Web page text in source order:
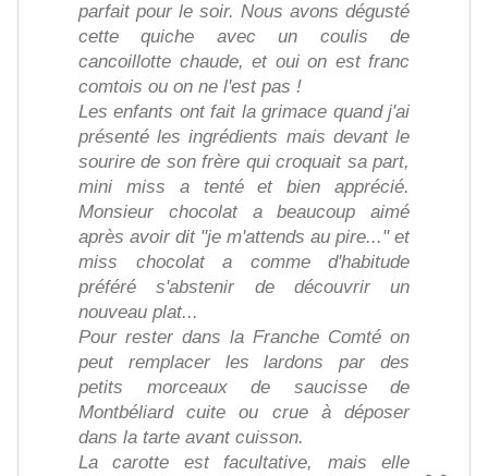
parfait pour le soir. Nous avons dégusté
cette quiche avec un coulis de
cancoillotte chaude, et oui on est franc
comtois ou on ne l'est pas !
Les enfants ont fait la grimace quand j'ai
présenté les ingrédients mais devant le
sourire de son frère qui croquait sa part,
mini miss a tenté et bien apprécié.
Monsieur chocolat a beaucoup aimé
après avoir dit "je m'attends au pire..." et
miss chocolat a comme d'habitude
préféré s'abstenir de découvrir un
nouveau plat...
Pour rester dans la Franche Comté on
peut remplacer les lardons par des
petits morceaux de saucisse de
Montbéliard cuite ou crue à déposer
dans la tarte avant cuisson.
La carotte est facultative, mais elle